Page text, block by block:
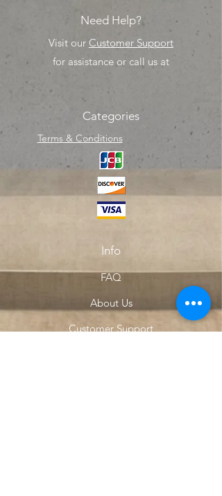
Need Help?
Visit our Customer Support
for assistance or call us at
Categories
Terms & Conditions
Info
FAQ
About Us
Customer Support